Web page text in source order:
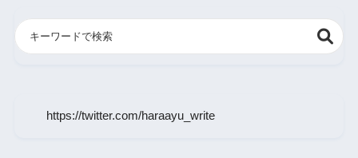
https://twitter.com/haraayu_write